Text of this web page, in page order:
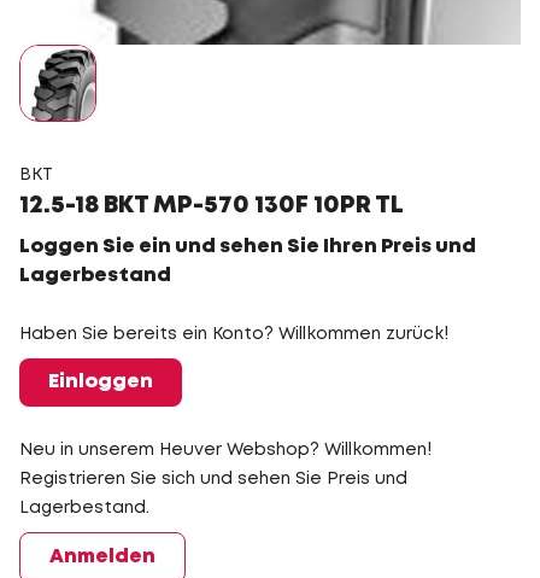
BKT
12.5-18 BKT MP-570 130F 10PR TL
Loggen Sie ein und sehen Sie Ihren Preis und
Lagerbestand
Haben Sie bereits ein Konto? Willkommen zurück!
Einloggen
Neu in unserem Heuver Webshop? Willkommen!
Registrieren Sie sich und sehen Sie Preis und
Lagerbestand.
Anmelden